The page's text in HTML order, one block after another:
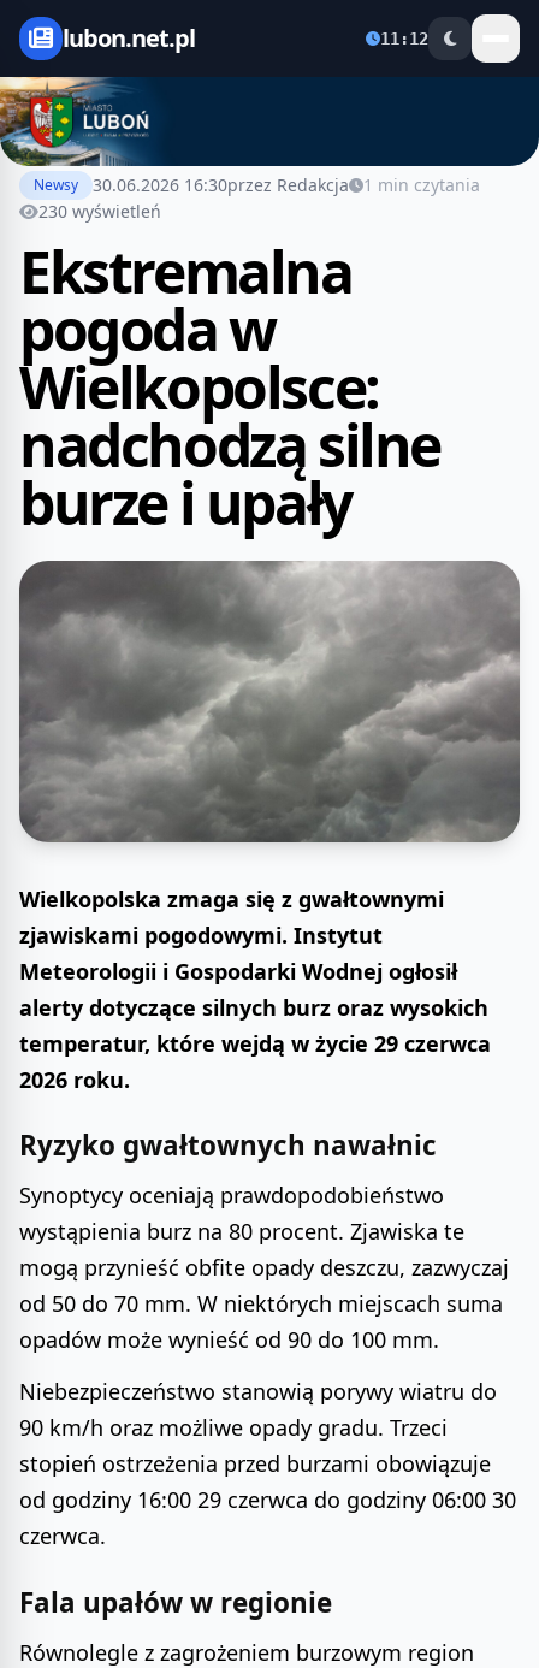
lubon.net.pl 11:12
Newsy 30.06.2026 16:30przez Redakcja
1 min czytania
230 wyświetleń
Ekstremalna
pogoda w
Wielkopolsce:
nadchodzą silne
burze i upały
Wielkopolska zmaga się z gwałtownymi
zjawiskami pogodowymi. Instytut
Meteorologii i Gospodarki Wodnej ogłosił
alerty dotyczące silnych burz oraz wysokich
temperatur, które wejdą w życie 29 czerwca
2026 roku.
Ryzyko gwałtownych nawałnic
Synoptycy oceniają prawdopodobieństwo
wystąpienia burz na 80 procent. Zjawiska te
mogą przynieść obfite opady deszczu, zazwyczaj
od 50 do 70 mm. W niektórych miejscach suma
opadów może wynieść od 90 do 100 mm.
Niebezpieczeństwo stanowią porywy wiatru do
90 km/h oraz możliwe opady gradu. Trzeci
stopień ostrzeżenia przed burzami obowiązuje
od godziny 16:00 29 czerwca do godziny 06:00 30
czerwca.
Fala upałów w regionie
Równolegle z zagrożeniem burzowym region